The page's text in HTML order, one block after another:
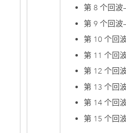
第 8 个回波
第 9 个回波
第 10 个回
第 11 个回
第 12 个回
第 13 个回
第 14 个回
第 15 个回